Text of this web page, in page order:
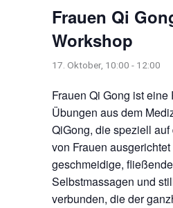
Frauen Qi
Workshop
17. Oktober, 10:00 - 12:00
Frauen Qi Gong ist eine
Übungen aus dem
QiGong, die speziell
von Frauen
geschmeidige,
Selbstmassagen und
verbunden, die der